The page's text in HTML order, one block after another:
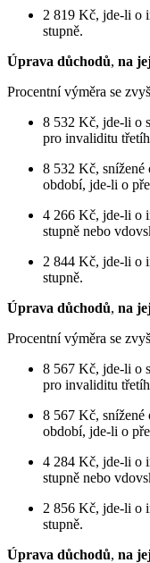
2 819 Kč, jde-li o
stupně.
Úprava důchodů, na
Procentní výměra se
8 532 Kč, jde-li o
pro invaliditu
8 532 Kč, snížené
období, jde-li o
4 266 Kč, jde-li o
stupně nebo
2 844 Kč, jde-li o
stupně.
Úprava důchodů, na
Procentní výměra se
8 567 Kč, jde-li o
pro invaliditu
8 567 Kč, snížené
období, jde-li o
4 284 Kč, jde-li o
stupně nebo
2 856 Kč, jde-li o
stupně.
Úprava důchodů, na